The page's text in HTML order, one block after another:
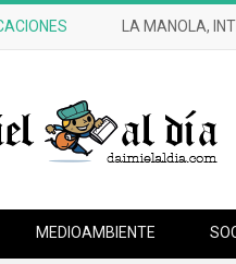
LA MANOLA,
MEDIOAMBIENTE